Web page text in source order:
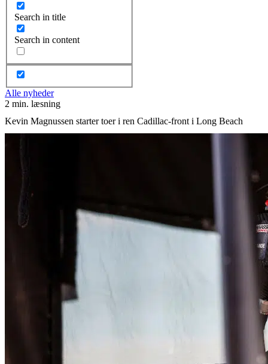
Search in title
Search in content
Alle nyheder
2 min. læsning
Kevin Magnussen starter toer i ren Cadillac-front i Long Beach